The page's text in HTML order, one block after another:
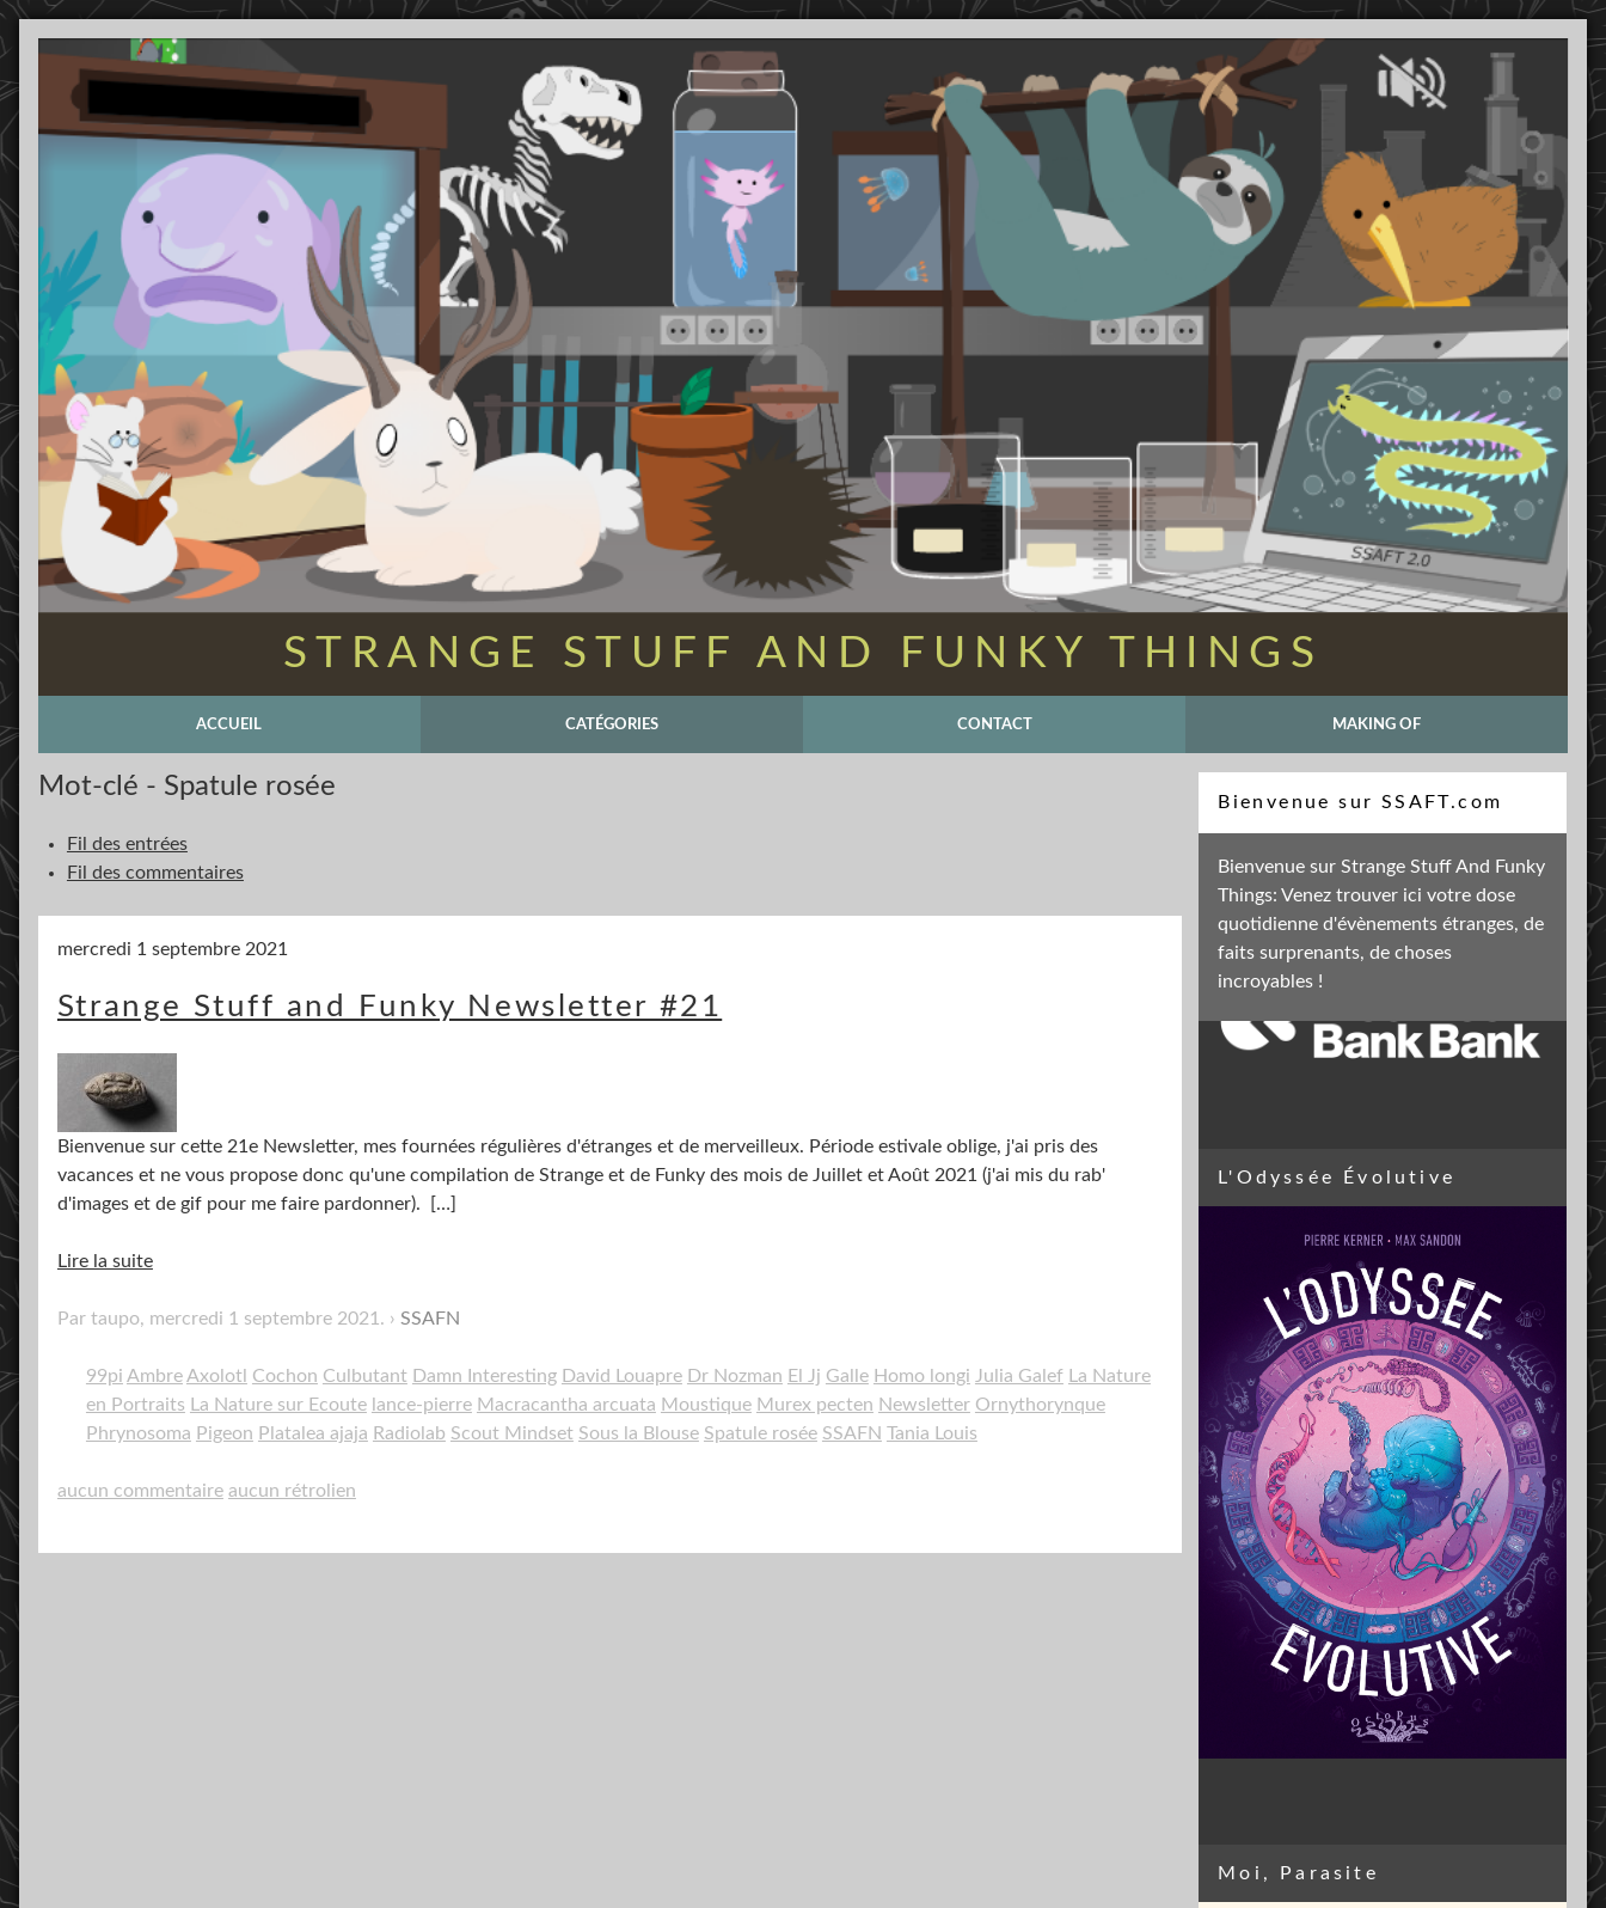
STRANGE STUFF AND FUNKY THINGS
ACCUEIL CATÉGORIES CONTACT MAKING OF
Mot-clé - Spatule rosée
Fil des entrées
Fil des commentaires
mercredi 1 septembre 2021
Strange Stuff and Funky Newsletter #21
Bienvenue sur cette 21e Newsletter, mes fournées régulières d'étranges et de merveilleux. Période estivale oblige, j'ai pris des
vacances et ne vous propose donc qu'une compilation de Strange et de Funky des mois de Juillet et Août 2021 (j'ai mis du rab'
d'images et de gif pour me faire pardonner).
[…]
Lire la suite
Par taupo, mercredi 1 septembre 2021 . SSAFN
99pi Ambre Axolotl Cochon Culbutant Damn Interesting David Louapre Dr Nozman El Jj Galle Homo longi Julia Galef La Nature
en Portraits La Nature sur Ecoute lance-pierre Macracantha arcuata Moustique Murex pecten Newsletter Ornythorynque
Phrynosoma Pigeon Platalea ajaja Radiolab Scout Mindset Sous la Blouse Spatule rosée SSAFN Tania Louis
aucun commentaire aucun rétrolien
Bienvenue sur SSAFT.com
Bienvenue sur Strange Stuff And Funky
Things: Venez trouver ici votre dose
quotidienne d'évènements étranges, de
faits surprenants, de choses
incroyables !
Recherche
Soutenez mon activité
L'Odyssée Évolutive
Moi, Parasite